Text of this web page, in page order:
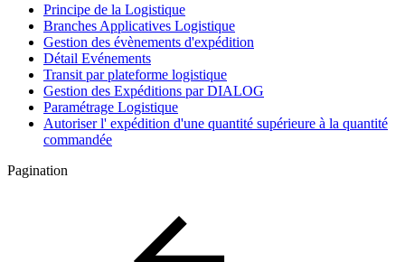
Principe de la Logistique
Branches Applicatives Logistique
Gestion des évènements d'expédition
Détail Evénements
Transit par plateforme logistique
Gestion des Expéditions par DIALOG
Paramétrage Logistique
Autoriser l' expédition d'une quantité supérieure à la quantité
commandée
Pagination